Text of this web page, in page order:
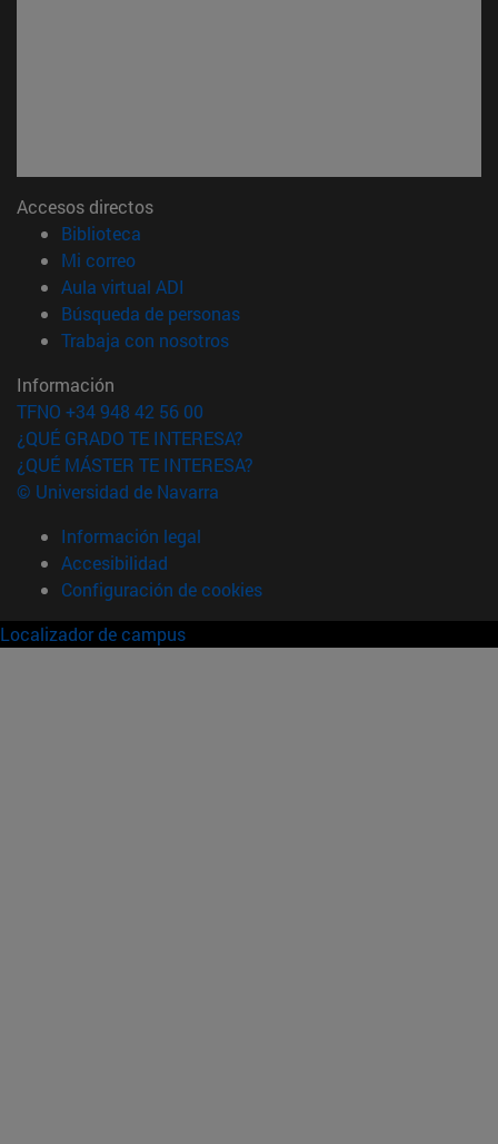
Accesos directos
Biblioteca
Mi correo(abre en nueva ventana)
Aula virtual ADI
Búsqueda de personas(abre en nueva ventana)
Trabaja con nosotros(abre en nueva ventana)
Información
TFNO +34 948 42 56 00
¿QUÉ GRADO TE INTERESA?
¿QUÉ MÁSTER TE INTERESA?
© Universidad de Navarra
Información legal
Accesibilidad
Configuración de cookies
Localizador de campus